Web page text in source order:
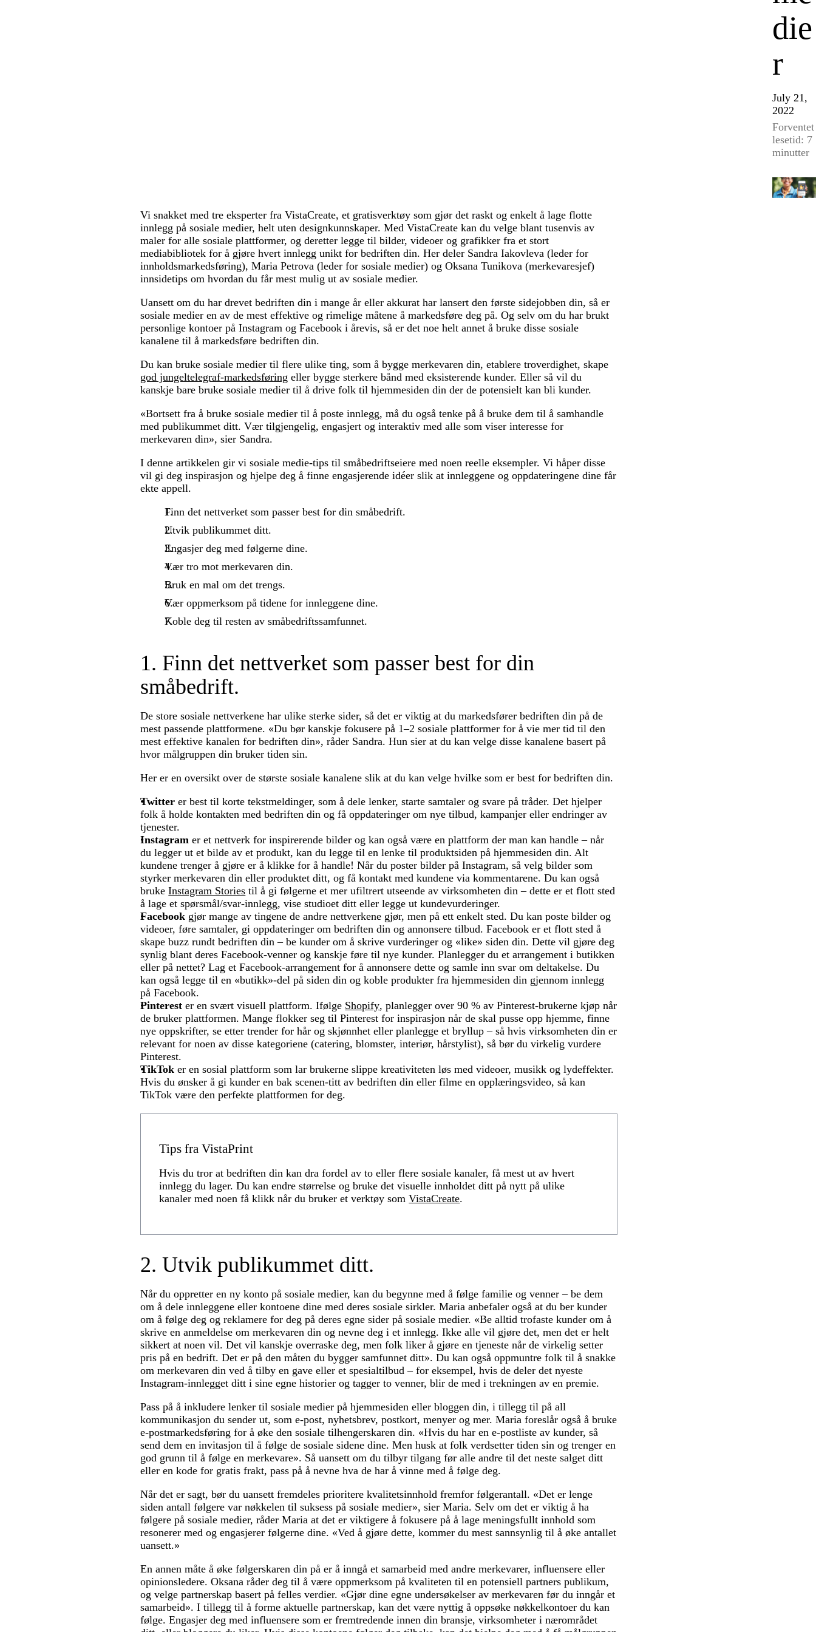
die
r
July 21,
2022
Forventet
lesetid: 7
minutter
Vi snakket med tre eksperter fra VistaCreate, et gratisverktøy som gjør det raskt og enkelt å lage flotte
innlegg på sosiale medier, helt uten designkunnskaper. Med VistaCreate kan du velge blant tusenvis av
maler for alle sosiale plattformer, og deretter legge til bilder, videoer og grafikker fra et stort
mediabibliotek for å gjøre hvert innlegg unikt for bedriften din. Her deler Sandra Iakovleva (leder for
innholdsmarkedsføring), Maria Petrova (leder for sosiale medier) og Oksana Tunikova (merkevaresjef)
innsidetips om hvordan du får mest mulig ut av sosiale medier.
Uansett om du har drevet bedriften din i mange år eller akkurat har lansert den første sidejobben din, så er
sosiale medier en av de mest effektive og rimelige måtene å markedsføre deg på. Og selv om du har brukt
personlige kontoer på Instagram og Facebook i årevis, så er det noe helt annet å bruke disse sosiale
kanalene til å markedsføre bedriften din.
Du kan bruke sosiale medier til flere ulike ting, som å bygge merkevaren din, etablere troverdighet, skape
god jungeltelegraf-markedsføring eller bygge sterkere bånd med eksisterende kunder. Eller så vil du
kanskje bare bruke sosiale medier til å drive folk til hjemmesiden din der de potensielt kan bli kunder.
«Bortsett fra å bruke sosiale medier til å poste innlegg, må du også tenke på å bruke dem til å samhandle
med publikummet ditt. Vær tilgjengelig, engasjert og interaktiv med alle som viser interesse for
merkevaren din», sier Sandra.
I denne artikkelen gir vi sosiale medie-tips til småbedriftseiere med noen reelle eksempler. Vi håper disse
vil gi deg inspirasjon og hjelpe deg å finne engasjerende idéer slik at innleggene og oppdateringene dine får
ekte appell.
Finn det nettverket som passer best for din småbedrift.
Utvik publikummet ditt.
Engasjer deg med følgerne dine.
Vær tro mot merkevaren din.
Bruk en mal om det trengs.
Vær oppmerksom på tidene for innleggene dine.
Koble deg til resten av småbedriftssamfunnet.
1. Finn det nettverket som passer best for din
småbedrift.
De store sosiale nettverkene har ulike sterke sider, så det er viktig at du markedsfører bedriften din på de
mest passende plattformene. «Du bør kanskje fokusere på 1–2 sosiale plattformer for å vie mer tid til den
mest effektive kanalen for bedriften din», råder Sandra. Hun sier at du kan velge disse kanalene basert på
hvor målgruppen din bruker tiden sin.
Her er en oversikt over de største sosiale kanalene slik at du kan velge hvilke som er best for bedriften din.
Twitter er best til korte tekstmeldinger, som å dele lenker, starte samtaler og svare på tråder. Det hjelper
folk å holde kontakten med bedriften din og få oppdateringer om nye tilbud, kampanjer eller endringer av
tjenester.
Instagram er et nettverk for inspirerende bilder og kan også være en plattform der man kan handle – når
du legger ut et bilde av et produkt, kan du legge til en lenke til produktsiden på hjemmesiden din. Alt
kundene trenger å gjøre er å klikke for å handle! Når du poster bilder på Instagram, så velg bilder som
styrker merkevaren din eller produktet ditt, og få kontakt med kundene via kommentarene. Du kan også
brukeInstagram Stories til å gi følgerne et mer ufiltrert utseende av virksomheten din – dette er et flott sted
å lage et spørsmål/svar-innlegg, vise studioet ditt eller legge ut kundevurderinger.
Facebook gjør mange av tingene de andre nettverkene gjør, men på ett enkelt sted. Du kan poste bilder og
videoer, føre samtaler, gi oppdateringer om bedriften din og annonsere tilbud. Facebook er et flott sted å
skape buzz rundt bedriften din – be kunder om å skrive vurderinger og «like» siden din. Dette vil gjøre deg
synlig blant deres Facebook-venner og kanskje føre til nye kunder. Planlegger du et arrangement i butikken
eller på nettet? Lag et Facebook-arrangement for å annonsere dette og samle inn svar om deltakelse. Du
kan også legge til en «butikk»-del på siden din og koble produkter fra hjemmesiden din gjennom innlegg
på Facebook.
Pinterest er en svært visuell plattform. Ifølge Shopify, planlegger over 90 % av Pinterest-brukerne kjøp når
de bruker plattformen. Mange flokker seg til Pinterest for inspirasjon når de skal pusse opp hjemme, finne
nye oppskrifter, se etter trender for hår og skjønnhet eller planlegge et bryllup – så hvis virksomheten din er
relevant for noen av disse kategoriene (catering, blomster, interiør, hårstylist), så bør du virkelig vurdere
Pinterest.
TikTok er en sosial plattform som lar brukerne slippe kreativiteten løs med videoer, musikk og lydeffekter.
Hvis du ønsker å gi kunder en bak scenen-titt av bedriften din eller filme en opplæringsvideo, så kan
TikTok være den perfekte plattformen for deg.
Tips fra VistaPrint
Hvis du tror at bedriften din kan dra fordel av to eller flere sosiale kanaler, få mest ut av hvert
innlegg du lager. Du kan endre størrelse og bruke det visuelle innholdet ditt på nytt på ulike
kanaler med noen få klikk når du bruker et verktøy somVistaCreate.
2. Utvik publikummet ditt.
Når du oppretter en ny konto på sosiale medier, kan du begynne med å følge familie og venner – be dem
om å dele innleggene eller kontoene dine med deres sosiale sirkler. Maria anbefaler også at du ber kunder
om å følge deg og reklamere for deg på deres egne sider på sosiale medier. «Be alltid trofaste kunder om å
skrive en anmeldelse om merkevaren din og nevne deg i et innlegg. Ikke alle vil gjøre det, men det er helt
sikkert at noen vil. Det vil kanskje overraske deg, men folk liker å gjøre en tjeneste når de virkelig setter
pris på en bedrift. Det er på den måten du bygger samfunnet ditt». Du kan også oppmuntre folk til å snakke
om merkevaren din ved å tilby en gave eller et spesialtilbud – for eksempel, hvis de deler det nyeste
Instagram-innlegget ditt i sine egne historier og tagger to venner, blir de med i trekningen av en premie.
Pass på å inkludere lenker til sosiale medier på hjemmesiden eller bloggen din, i tillegg til på all
kommunikasjon du sender ut, som e-post, nyhetsbrev, postkort, menyer og mer. Maria foreslår også å bruke
e-postmarkedsføring for å øke den sosiale tilhengerskaren din. «Hvis du har en e-postliste av kunder, så
send dem en invitasjon til å følge de sosiale sidene dine. Men husk at folk verdsetter tiden sin og trenger en
god grunn til å følge en merkevare». Så uansett om du tilbyr tilgang før alle andre til det neste salget ditt
eller en kode for gratis frakt, pass på å nevne hva de har å vinne med å følge deg.
Når det er sagt, bør du uansett fremdeles prioritere kvalitetsinnhold fremfor følgerantall. «Det er lenge
siden antall følgere var nøkkelen til suksess på sosiale medier», sier Maria. Selv om det er viktig å ha
følgere på sosiale medier, råder Maria at det er viktigere å fokusere på å lage meningsfullt innhold som
resonerer med og engasjerer følgerne dine. «Ved å gjøre dette, kommer du mest sannsynlig til å øke antallet
uansett.»
En annen måte å øke følgerskaren din på er å inngå et samarbeid med andre merkevarer, influensere eller
opinionsledere. Oksana råder deg til å være oppmerksom på kvaliteten til en potensiell partners publikum,
og velge partnerskap basert på felles verdier. «Gjør dine egne undersøkelser av merkevaren før du inngår et
samarbeid». I tillegg til å forme aktuelle partnerskap, kan det være nyttig å oppsøke nøkkelkontoer du kan
følge. Engasjer deg med influensere som er fremtredende innen din bransje, virksomheter i nærområdet